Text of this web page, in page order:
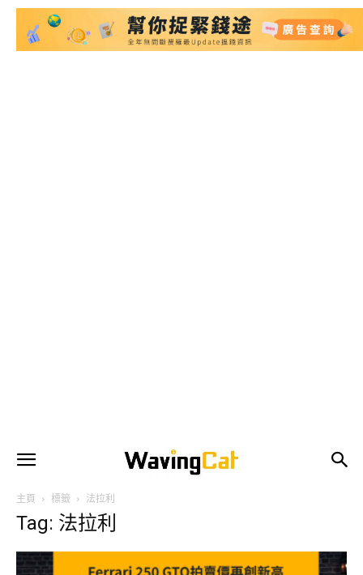
主頁 標籤 法拉利
Tag: 法拉利